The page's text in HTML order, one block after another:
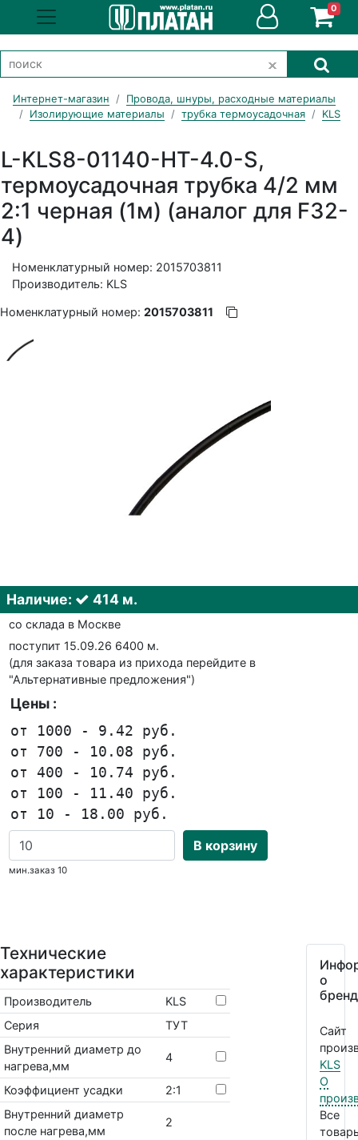
0
Интернет-магазин
Провода, шнуры, расходные материалы
Изолирующие материалы
трубка термоусадочная KLS
L-KLS8-01140-HT-4.0-S,
термоусадочная трубка 4/2 мм
2:1 черная (1м) (аналог для F32-
4)
Номенклатурный номер: 2015703811
Производитель: KLS
Номенклатурный номер: 2015703811
Наличие: 414 м.
со склада в Москве
поступит 15.09.26 6400 м.
(для заказа товара из прихода перейдите в
"Альтернативные предложения")
Цены :
от 1000 - 9.42 руб.
от 700 - 10.08 руб.
от 400 - 10.74 руб.
от 100 - 11.40 руб.
от 10 - 18.00 руб.
В корзину
мин.заказ 10
Технические
характеристики
Производитель
KLS
Серия
ТУТ
Внутренний диаметр до
нагрева,мм
4
Коэффициент усадки
2:1
Внутренний диаметр
после нагрева,мм
2
о
Сайт
KLS
О
Все